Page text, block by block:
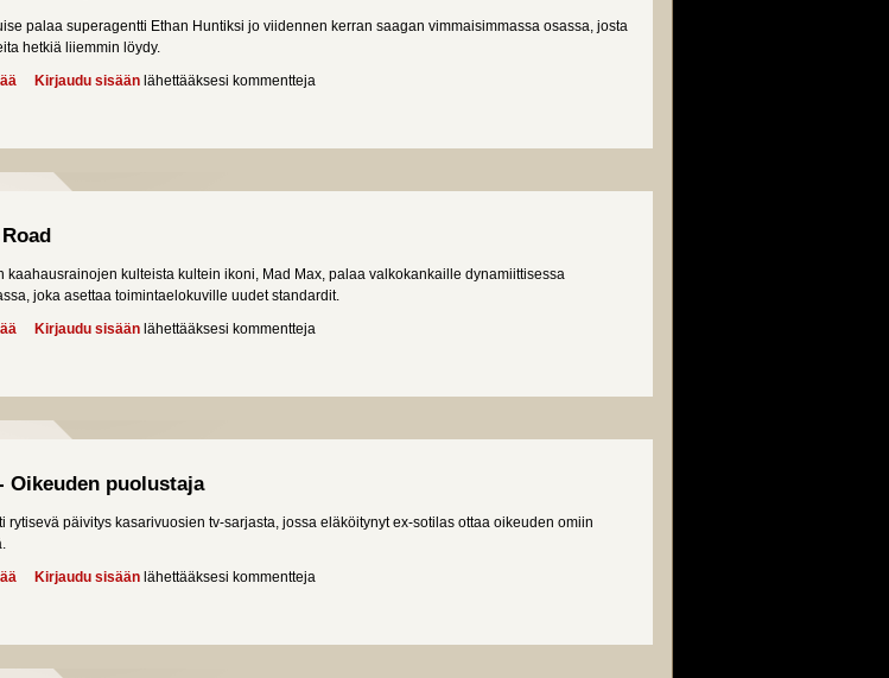
palaa superagentti Ethan Huntiksi jo viidennen kerran saagan vimmaisimmassa osassa, josta
hetkiä liiemmin löydy.
about Mission: Impossible Rogue Nation
Kirjaudu sisään lähettääksesi kommentteja
kaahausrainojen kulteista kultein ikoni, Mad Max, palaa valkokankaille dynamiittisessa
joka asettaa toimintaelokuville uudet standardit.
about Mad Max: Fury Road
Kirjaudu sisään lähettääksesi kommentteja
Oikeuden puolustaja
rytisevä päivitys kasarivuosien tv-sarjasta, jossa eläköitynyt ex-sotilas ottaa oikeuden omiin
about Equalizer, The - Oikeuden puolustaja
Kirjaudu sisään lähettääksesi kommentteja